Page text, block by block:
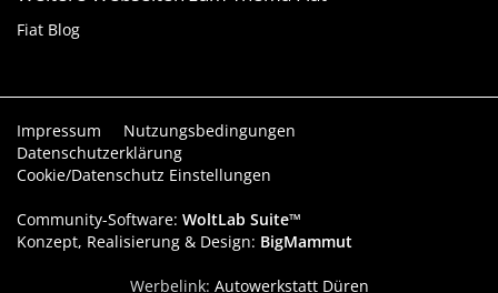
Fiat Blog
Impressum
Nutzungsbedingungen
Datenschutzerklärung
Cookie/Datenschutz Einstellungen
Community-Software: WoltLab Suite™
Konzept, Realisierung & Design: BigMammut
Werbelink: Autowerkstatt Düren